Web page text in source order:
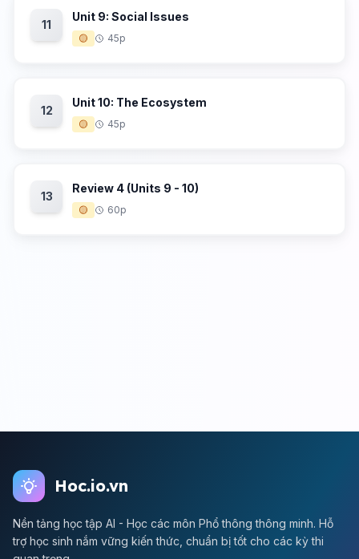
11
Unit 9: Social Issues
🟡 45p
12
Unit 10: The Ecosystem
🟡 45p
13
Review 4 (Units 9 - 10)
🟡 60p
Hoc.io.vn
Nền tảng học tập AI - Học các môn Phổ thông thông minh. Hỗ
trợ học sinh nắm vững kiến thức, chuẩn bị tốt cho các kỳ thi